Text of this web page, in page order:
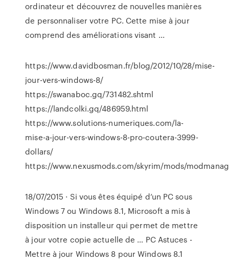
ordinateur et découvrez de nouvelles manières
de personnaliser votre PC. Cette mise à jour
comprend des améliorations visant ...
https://www.davidbosman.fr/blog/2012/10/28/mise-
jour-vers-windows-8/
https://swanaboc.gq/731482.shtml
https://landcolki.gq/486959.html
https://www.solutions-numeriques.com/la-
mise-a-jour-vers-windows-8-pro-coutera-3999-
dollars/
https://www.nexusmods.com/skyrim/mods/
18/07/2015 · Si vous êtes équipé d’un PC sous
Windows 7 ou Windows 8.1, Microsoft a mis à
disposition un installeur qui permet de mettre
à jour votre copie actuelle de … PC Astuces -
Mettre à jour Windows 8 pour Windows 8.1